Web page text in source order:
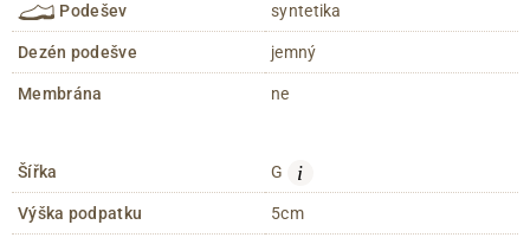
Podešev syntetika
Dezén podešve jemný
Membrána ne
Šířka G i
Výška podpatku 5cm